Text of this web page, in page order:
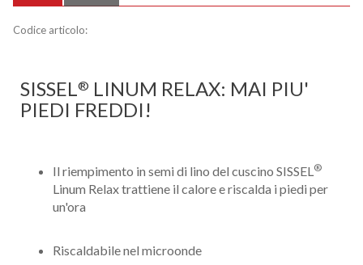
Codice articolo:
SISSEL ® LINUM RELAX: MAI PIU'
PIEDI FREDDI!
Il riempimento in semi di lino del cuscino SISSEL ®
Linum Relax trattiene il calore e riscalda i piedi per
un'ora
Riscaldabile nel microonde